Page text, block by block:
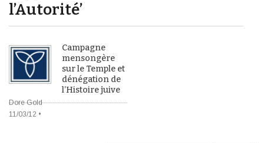
l’Autorité’
Campagne
mensongère
sur le Temple et
dénégation de
l’Histoire juive
Dore Gold
11/03/12 •